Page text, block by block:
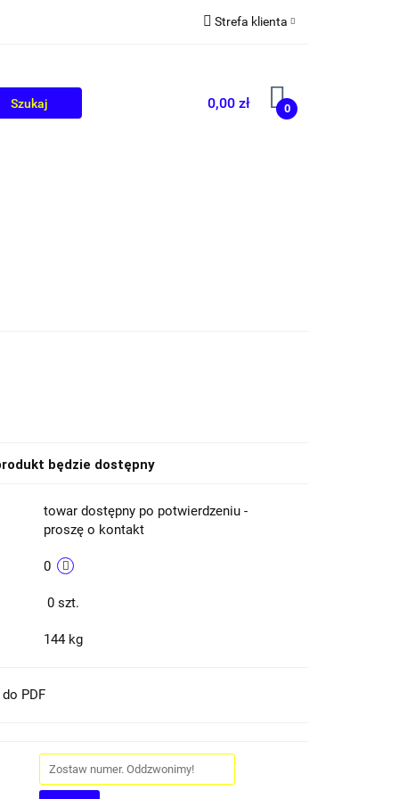
Strefa klienta
Zarejestruj się
Dodaj zgłoszenie
0,00 zł 0
będzie dostępny
towar dostępny po potwierdzeniu -
proszę o kontakt
0
0 szt.
144 kg
PDF